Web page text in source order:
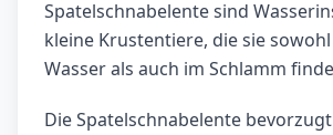
Spatelschnabelente sind
kleine Krustentiere, die sie
Wasser als auch im Schlamm
Die Spatelschnabelente bevorzugt